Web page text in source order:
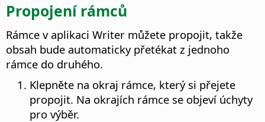
Propojení rámců
Rámce v aplikaci Writer můžete propojit, takže
obsah bude automaticky přetékat z jednoho
rámce do druhého.
Klepněte na okraj rámce, který si přejete
propojit. Na okrajích rámce se objeví úchyty
pro výběr.